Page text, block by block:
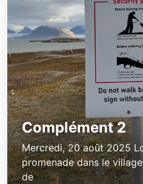
Complément 2
Mercredi, 20 août 2025
promenade dans le
de